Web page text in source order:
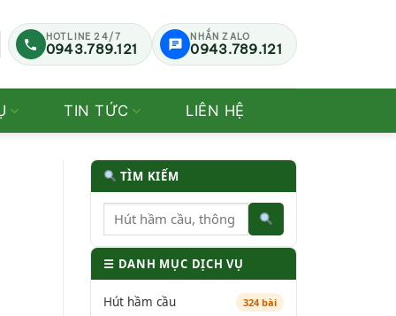
HOTLINE 24/7
0943.789.121
NHẮN ZALO
0943.789.121
TIN TỨC LIÊN HỆ
TÌM KIẾM
☰ DANH MỤC DỊCH VỤ
Hút hầm cầu 324 bài